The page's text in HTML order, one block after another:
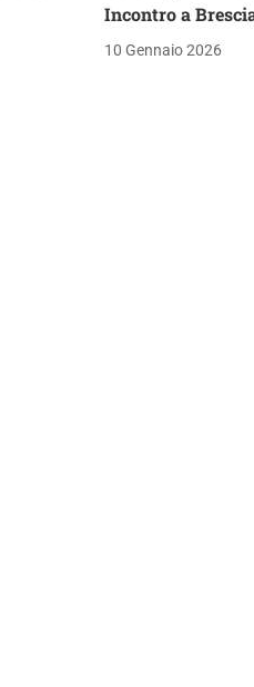
Incontro a
10 Gennaio 2026